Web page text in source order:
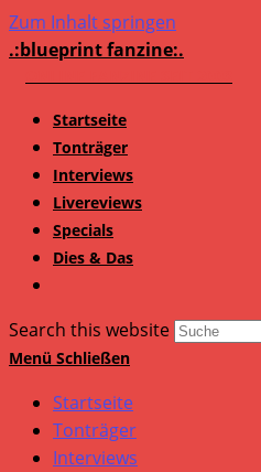
Zum Inhalt springen
.:blueprint fanzine:.
Startseite
Tonträger
Interviews
Livereviews
Specials
Dies & Das
Search this website
Menü Schließen
Startseite
Tonträger
Interviews